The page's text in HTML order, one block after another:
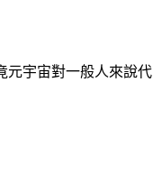
元宇宙對一般人來說代